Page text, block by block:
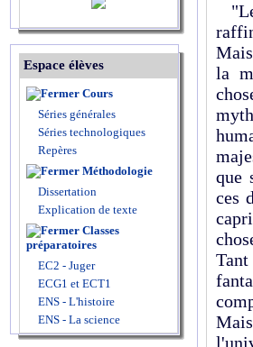
Espace élèves
Cours
Séries générales
Séries technologiques
Repères
Méthodologie
Dissertation
Explication de texte
Classes
préparatoires
EC2 - Juger
ECG1 et ECT1
ENS - L'histoire
ENS - La science
la
que
ces